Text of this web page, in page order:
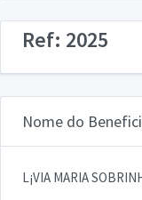
Ref: 2025
Nome do
L¡VIA MARIA